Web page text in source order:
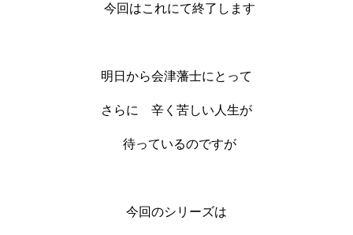
今回はこれにて終了します
明日から会津藩士にとって
さらに 辛く苦しい人生が
待っているのですが
今回のシリーズは